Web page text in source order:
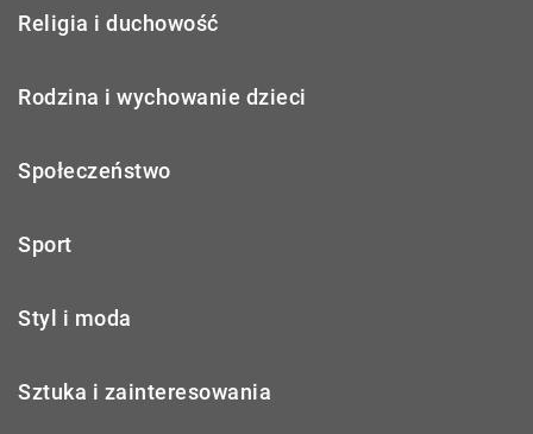
Religia i duchowość
Rodzina i wychowanie dzieci
Społeczeństwo
Sport
Styl i moda
Sztuka i zainteresowania